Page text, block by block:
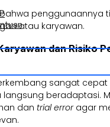
penggunaannya
atau karyawan.
dan Risiko
sangat
langsung beradaptasi.
dan trial error agar